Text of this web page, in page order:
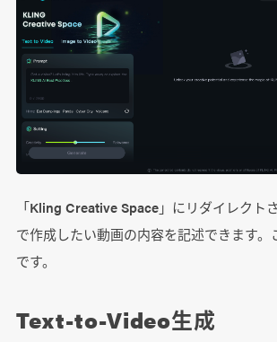
「Kling Creative Space」にリダイレクト
で作成したい動画の内容を記述できます。
です。
Text-to-Video生成